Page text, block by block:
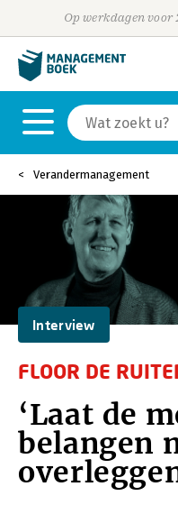
Op werkdagen voor
Verandermanagement
Interview
FLOOR DE
‘Laat de
belangen